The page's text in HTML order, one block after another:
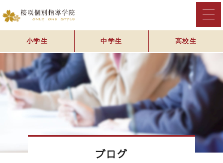
小学生 中学生 高校生
ブログ